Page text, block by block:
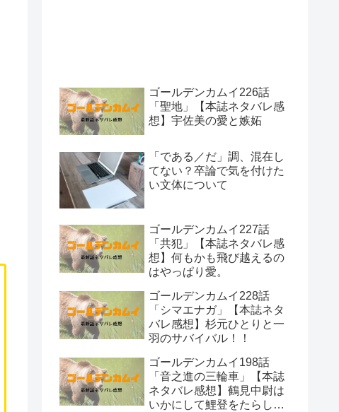
ゴールデンカムイ226話
「聖地」【本誌ネタバレ感
想】宇佐美の愛と嫉妬
「である／だ」調、混在し
てない？卒論で気を付けた
い文体について
ゴールデンカムイ227話
「共犯」【本誌ネタバレ感
想】何もかも飛び越えるの
はやっぱり愛。
ゴールデンカムイ228話
「シマエナガ」【本誌ネタ
バレ感想】杉元ひとりと一
羽のサバイバル！！
ゴールデンカムイ198話
「音之進の三輪車」【本誌
ネタバレ感想】鶴見中尉は
いかにして鯉登をたらし込